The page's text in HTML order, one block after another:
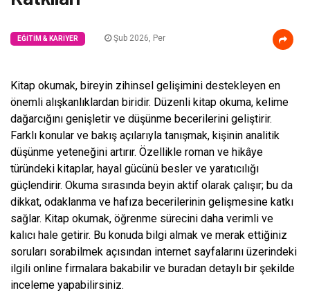
EĞITIM & KARIYER Şub 2026, Per
Kitap okumak, bireyin zihinsel gelişimini destekleyen en
önemli alışkanlıklardan biridir. Düzenli kitap okuma, kelime
dağarcığını genişletir ve düşünme becerilerini geliştirir.
Farklı konular ve bakış açılarıyla tanışmak, kişinin analitik
düşünme yeteneğini artırır. Özellikle roman ve hikâye
türündeki kitaplar, hayal gücünü besler ve yaratıcılığı
güçlendirir. Okuma sırasında beyin aktif olarak çalışır; bu da
dikkat, odaklanma ve hafıza becerilerinin gelişmesine katkı
sağlar. Kitap okumak, öğrenme sürecini daha verimli ve
kalıcı hale getirir. Bu konuda bilgi almak ve merak ettiğiniz
soruları sorabilmek açısından internet sayfalarını üzerindeki
ilgili online firmalara bakabilir ve buradan detaylı bir şekilde
inceleme yapabilirsiniz.